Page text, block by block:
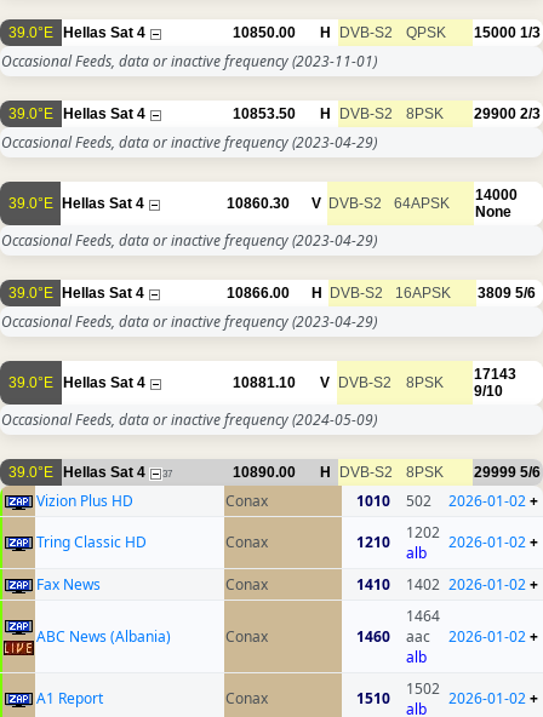
39.0°E Hellas Sat 4 10850.00 H DVB-S2 QPSK 15000 1/3
Occasional Feeds, data or inactive frequency(2023-11-01)
39.0°E Hellas Sat 4 10853.50 H DVB-S2 8PSK 29900 2/3
Occasional Feeds, data or inactive frequency(2023-04-29)
39.0°E Hellas Sat 4 10860.30 V DVB-S2 64APSK
14000
None
Occasional Feeds, data or inactive frequency(2023-04-29)
39.0°E Hellas Sat 4 10866.00 H DVB-S2 16APSK 3809 5/6
Occasional Feeds, data or inactive frequency(2023-04-29)
39.0°E Hellas Sat 4 10881.10 V DVB-S2 8PSK
17143
9/10
Occasional Feeds, data or inactive frequency(2024-05-09)
39.0°E Hellas Sat 4 37 10890.00 H DVB-S2 8PSK 29999 5/6
Vizion Plus HD Conax 1010 502 2026-01-02+
Tring Classic HD
Conax 1210
1202
alb
2026-01-02+
Fax News Conax 1410 1402 2026-01-02+
ABC News (Albania) Conax 1460
1464
aac
alb
2026-01-02+
A1 Report Conax 1510
1502
alb
2026-01-02+